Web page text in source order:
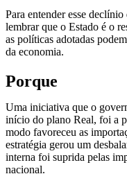
Para entender esse
lembrar que o Estado é o
as políticas adotadas
da economia.
Porque
Uma iniciativa que o
início do plano Real, foi a
modo favoreceu as
estratégia gerou um
interna foi suprida pelas
nacional.